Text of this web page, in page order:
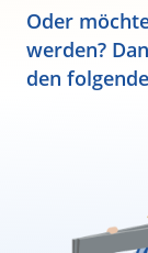
Oder
werden?
den